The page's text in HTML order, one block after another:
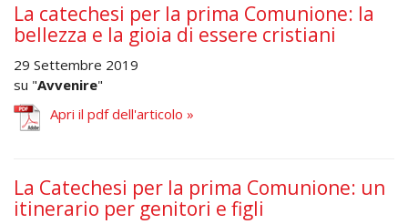
La catechesi per la prima Comunione: la
bellezza e la gioia di essere cristiani
29 Settembre 2019
su "Avvenire"
Apri il pdf dell'articolo »
La Catechesi per la prima Comunione: un
itinerario per genitori e figli